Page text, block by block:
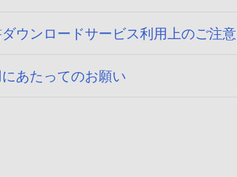
ウンロードサービス利用上のご注意
あたってのお願い